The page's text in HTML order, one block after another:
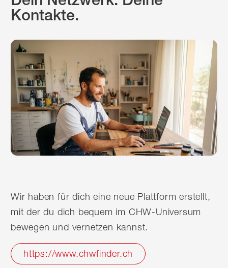
Kontakte.
Wir haben für dich eine neue Plattform erstellt,
mit der du dich bequem im CHW-Universum
bewegen und vernetzen kannst.
https://www.chwfinder.ch